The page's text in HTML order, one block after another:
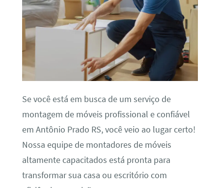
Se você está em busca de um serviço de
montagem de móveis profissional e confiável
em Antônio Prado RS, você veio ao lugar certo!
Nossa equipe de montadores de móveis
altamente capacitados está pronta para
transformar sua casa ou escritório com